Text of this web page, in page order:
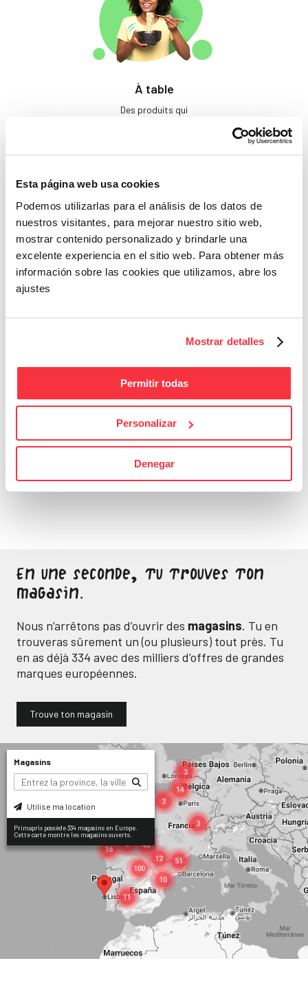
Esta página web usa cookies
Podemos utilizarlas para el análisis de los datos de
nuestros visitantes, para mejorar nuestro sitio web,
mostrar contenido personalizado y brindarle una
excelente experiencia en el sitio web. Para obtener más
información sobre las cookies que utilizamos, abre los
ajustes
Mostrar detalles
Permitir todas
Personalizar
Denegar
À table
Des produits qui
Beauté
Bons Plans
Sois attentif, ne laisse
passer aucune bonne
affaire
En une seconde, tu trouves ton
magasin.
Nous n’arrêtons pas d’ouvrir des magasins. Tu en
trouveras sûrement un (ou plusieurs) tout près. Tu
en as déjà 334avec des milliers d’offres de grandes
marques européennes.
Trouve ton magasin
Magasins
Utilise ma location
Primaprix possède 334 magasins en Europe.
Cette carte montre les magasins ouverts.